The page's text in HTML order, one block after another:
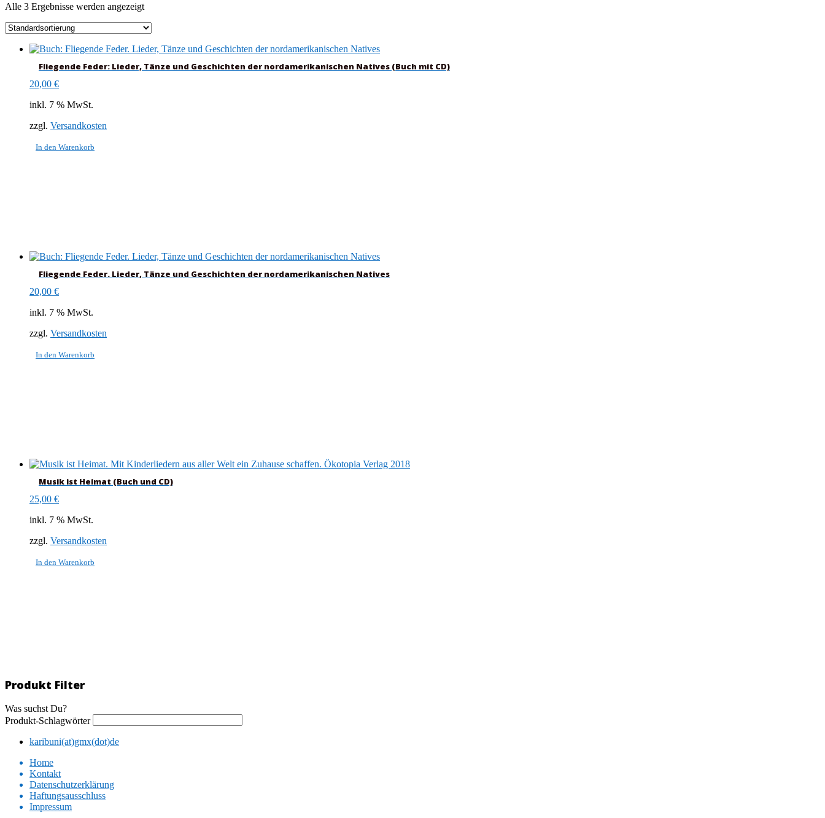
Alle 3 Ergebnisse werden angezeigt
Fliegende Feder: Lieder, Tänze und Geschichten der nordamerikanischen Natives (Buch mit CD)
20,00 €
inkl. 7 % MwSt.
zzgl. Versandkosten
In den Warenkorb
Fliegende Feder. Lieder, Tänze und Geschichten der nordamerikanischen Natives
20,00 €
inkl. 7 % MwSt.
zzgl. Versandkosten
In den Warenkorb
Musik ist Heimat (Buch und CD)
25,00 €
inkl. 7 % MwSt.
zzgl. Versandkosten
In den Warenkorb
Produkt Filter
Was suchst Du?
Produkt-Schlagwörter
karibuni(at)gmx(dot)de
Home
Kontakt
Datenschutzerklärung
Haftungsausschluss
Impressum